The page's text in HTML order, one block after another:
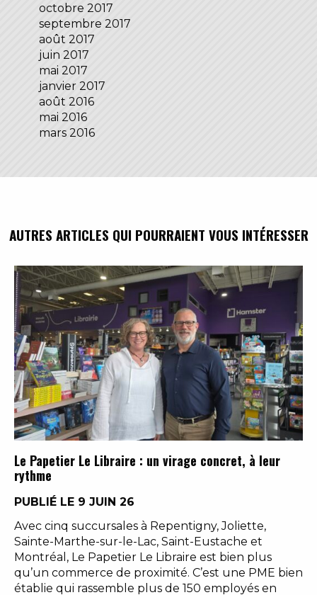
octobre 2017
septembre 2017
août 2017
juin 2017
mai 2017
janvier 2017
août 2016
mai 2016
mars 2016
AUTRES ARTICLES QUI POURRAIENT VOUS INTÉRESSER
Le Papetier Le Libraire : un virage concret, à leur
rythme
PUBLIÉ LE 9 JUIN 26
Avec cinq succursales à Repentigny, Joliette,
Sainte-Marthe-sur-le-Lac, Saint-Eustache et
Montréal, Le Papetier Le Libraire est bien plus
qu’un commerce de proximité. C’est une PME bien
établie qui rassemble plus de 150 employés en